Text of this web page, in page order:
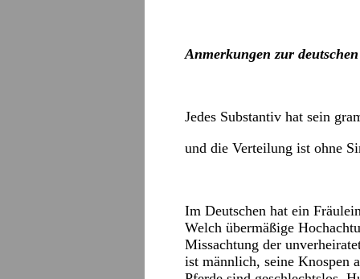
Anmerkungen zur
Jedes Substantiv hat sein
und die Verteilung ist ohne
Im Deutschen hat ein
Welch übermäßige
Missachtung der
ist männlich, seine Knospen